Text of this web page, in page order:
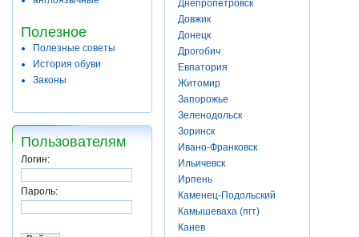
Полезное
Полезные советы
История обуви
Законы
Пользователям
Логин:
Пароль:
Днепропетровск
Довжик
Донецк
Дрогобич
Евпатория
Житомир
Запорожье
Зеленодольск
Зоринск
Ивано-Франковск
Ильичевск
Ирпень
Каменец-Подольский
Камышеваха (пгт)
Канев